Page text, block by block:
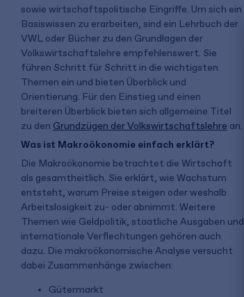
sowie wirtschaftspolitische Eingriffe. Um sich ein
Basiswissen zu erarbeiten, sind ein Lehrbuch der
VWL oder Bücher zu den Grundlagen der
Volkswirtschaftslehre empfehlenswert. Sie
führen Schritt für Schritt in die wichtigsten
Themen ein und bieten Überblick und
Orientierung. Für den Einstieg und einen
breiteren Überblick bieten sich allgemeine Titel
zu den Grundzügen der Volkswirtschaftslehre an.
Was ist Makroökonomie einfach erklärt?
Die Makroökonomie betrachtet die Wirtschaft
als gesamtheitlich. Sie erklärt, wie Wachstum
entsteht, warum Preise steigen oder weshalb
Arbeitslosigkeit zu- oder abnimmt. Weitere
Themen wie Geldpolitik, staatliche Ausgaben und
internationale Verflechtungen gehören auch
dazu. Die makroökonomische Analyse versucht
dabei Zusammenhänge zwischen:
Gütermarkt